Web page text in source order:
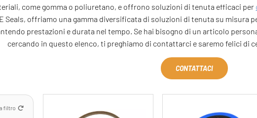
come gomma o poliuretano, e offrono soluzioni di tenuta efficaci per
Seals, offriamo una gamma diversificata di soluzioni di tenuta su misura
prestazioni e durata nel tempo. Se hai bisogno di un articolo
cercando in questo elenco, ti preghiamo di contattarci e saremo felici di
CONTATTACI
filtro